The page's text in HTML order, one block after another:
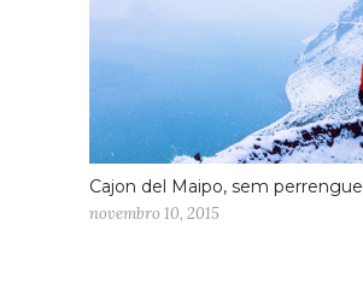
Cajon del Maipo, sem perrengue
novembro 10, 2015